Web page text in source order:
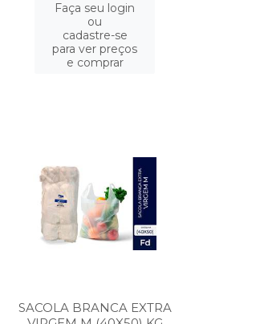
Faça seu login
ou
cadastre-se
para ver preços
e comprar
SACOLA BRANCA EXTRA